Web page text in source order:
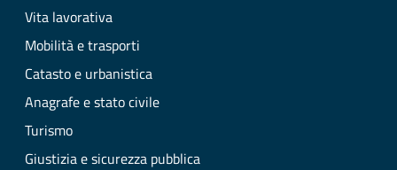
Vita lavorativa
Mobilità e trasporti
Catasto e urbanistica
Anagrafe e stato civile
Turismo
Giustizia e sicurezza pubblica